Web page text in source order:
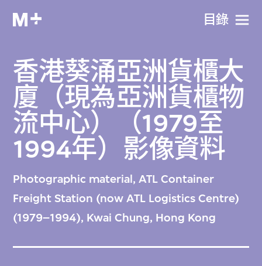
目​錄
香港葵涌亞洲貨櫃大
廈（現為亞洲貨櫃物
流中心）（1979至
1994年）影像資料
Photographic material, ATL Container
Freight Station (now ATL Logistics Centre)
(1979–1994), Kwai Chung, Hong Kong